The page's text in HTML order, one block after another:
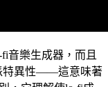
音樂生成器，而且
特異性——這意味著